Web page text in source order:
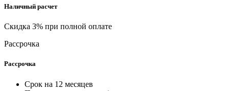
Наличный расчет
Скидка 3% при полной оплате
Рассрочка
Рассрочка
Срок на 12 месяцев